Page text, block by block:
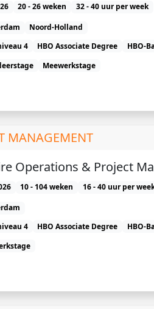
20 - 26 weken
32 - 40 uur per week
Noord-Holland
4
HBO Associate Degree HBO-
Meewerkstage
MANAGEMENT
Operations & Project
10 - 104 weken
16 - 40 uur per
4
HBO Associate Degree HBO-